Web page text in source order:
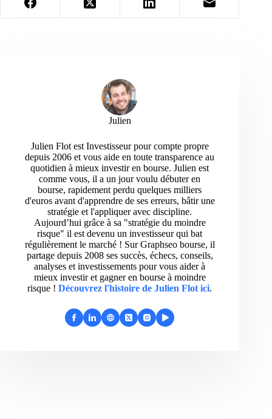
Julien
Julien Flot est Investisseur pour compte propre
depuis 2006 et vous aide en toute transparence au
quotidien à mieux investir en bourse. Julien est
comme vous, il a un jour voulu débuter en
bourse, rapidement perdu quelques milliers
d'euros avant d'apprendre de ses erreurs, bâtir une
stratégie et l'appliquer avec discipline.
Aujourd’hui grâce à sa "stratégie du moindre
risque" il est devenu un investisseur qui bat
régulièrement le marché ! Sur Graphseo bourse, il
partage depuis 2008 ses succès, échecs, conseils,
analyses et investissements pour vous aider à
mieux investir et gagner en bourse à moindre
risque ! Découvrez l'histoire de Julien Flot ici.